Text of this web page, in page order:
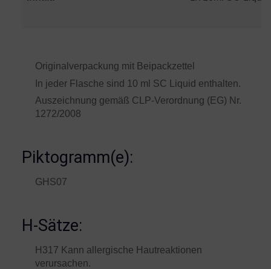
Originalverpackung mit Beipackzettel
In jeder Flasche sind 10 ml SC Liquid enthalten.
Auszeichnung gemäß CLP-Verordnung (EG) Nr.
1272/2008
Piktogramm(e):
GHS07
H-Sätze:
H317 Kann allergische Hautreaktionen
verursachen.